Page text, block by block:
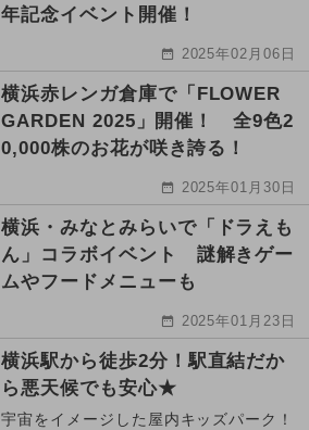
年記念イベント開催！
2025年02月06日
横浜赤レンガ倉庫で「FLOWER
GARDEN 2025」開催！ 全9色2
0,000株のお花が咲き誇る！
2025年01月30日
横浜・みなとみらいで「ドラえも
ん」コラボイベント 謎解きゲー
ムやフードメニューも
2025年01月23日
横浜駅から徒歩2分！駅直結だか
ら悪天候でも安心★
宇宙をイメージした屋内キッズパーク！